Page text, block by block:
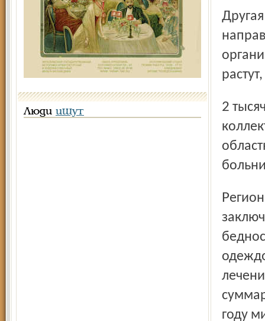
Люди ищут
Другая федеральная программа, «Членский билет»,
2 тысяч до почти 17 тысяч человек. Наиболее активными
Региональная программа «Помоги ближнему»
году